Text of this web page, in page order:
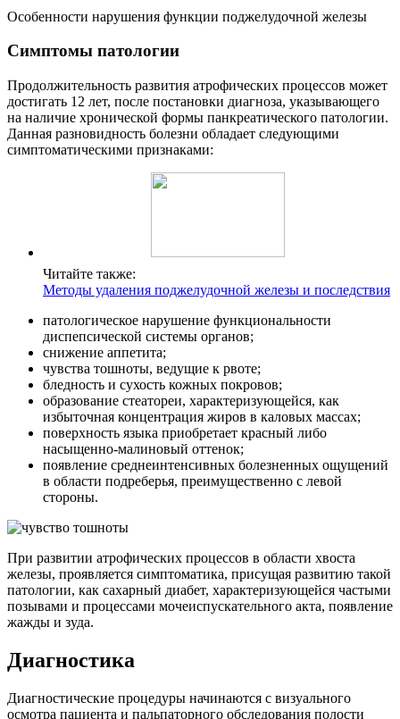
Особенности нарушения функции поджелудочной железы
Симптомы патологии
Продолжительность развития атрофических процессов может
достигать 12 лет, после постановки диагноза, указывающего
на наличие хронической формы панкреатического патологии.
Данная разновидность болезни обладает следующими
симптоматическими признаками:
Читайте также:
Методы удаления поджелудочной железы и последствия
патологическое нарушение функциональности
диспепсической системы органов;
снижение аппетита;
чувства тошноты, ведущие к рвоте;
бледность и сухость кожных покровов;
образование стеатореи, характеризующейся, как
избыточная концентрация жиров в каловых массах;
поверхность языка приобретает красный либо
насыщенно-малиновый оттенок;
появление среднеинтенсивных болезненных ощущений
в области подреберья, преимущественно с левой
стороны.
При развитии атрофических процессов в области хвоста
железы, проявляется симптоматика, присущая развитию такой
патологии, как сахарный диабет, характеризующейся частыми
позывами и процессами мочеиспускательного акта, появление
жажды и зуда.
Диагностика
Диагностические процедуры начинаются с визуального
осмотра пациента и пальпаторного обследования полости